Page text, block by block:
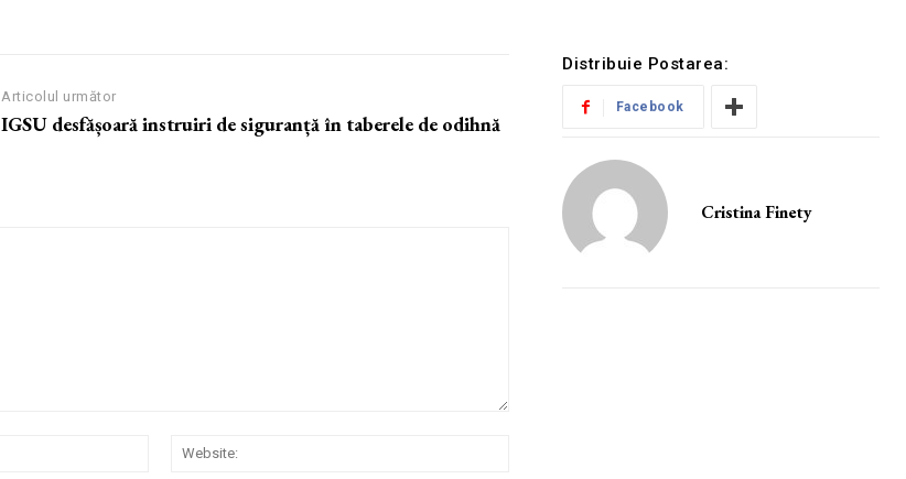
Articolul următor
IGSU desfășoară instruiri de siguranță în taberele de odihnă
Email:*
Distribuie Postarea:
Facebook
Cristina Finety